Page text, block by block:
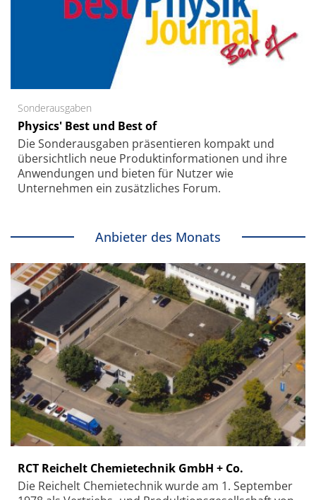
Sonderausgaben
Physics' Best und Best of
Die Sonder­ausgaben präsentieren kompakt und
übersichtlich neue Produkt­informationen und ihre
Anwendungen und bieten für Nutzer wie
Unternehmen ein zusätzliches Forum.
Anbieter des Monats
RCT Reichelt Chemietechnik GmbH + Co.
Die Reichelt Chemietechnik wurde am 1. September